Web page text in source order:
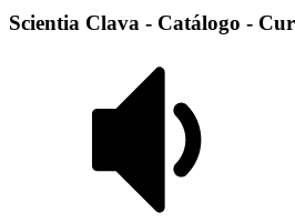
Scientia Clava - Catálogo -